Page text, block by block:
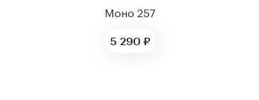
Моно 257
5 290 ₽